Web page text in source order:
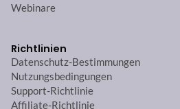
Webinare
Richtlinien
Datenschutz-Bestimmungen
Nutzungsbedingungen
Support-Richtlinie
Affiliate-Richtlinie